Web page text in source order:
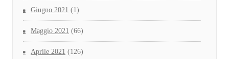
Giugno 2021 (1)
Maggio 2021 (66)
Aprile 2021 (126)